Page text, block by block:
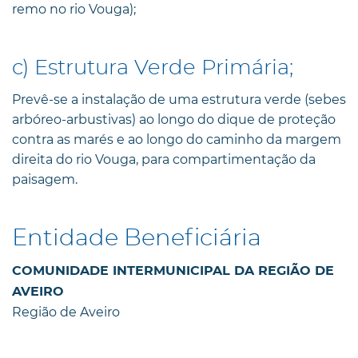
remo no rio Vouga);
c) Estrutura Verde Primária;
Prevê-se a instalação de uma estrutura verde (sebes
arbóreo-arbustivas) ao longo do dique de proteção
contra as marés e ao longo do caminho da margem
direita do rio Vouga, para compartimentação da
paisagem.
Entidade Beneficiária
COMUNIDADE INTERMUNICIPAL DA REGIÃO DE
AVEIRO
Região de Aveiro